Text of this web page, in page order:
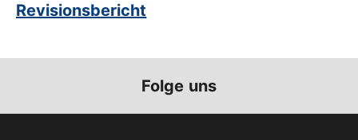
Revisionsbericht
Folge uns